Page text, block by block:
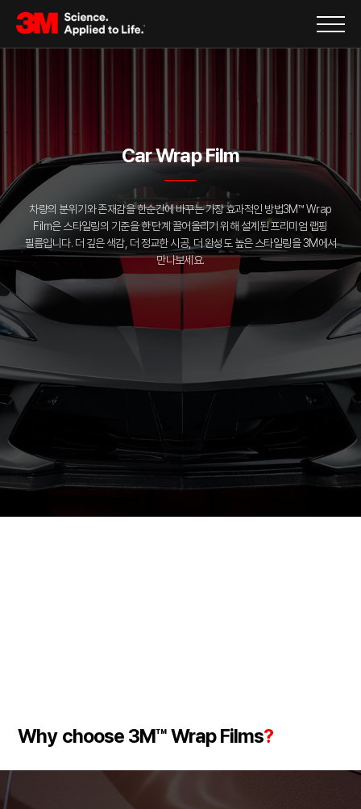
Car Wrap Film
차량의 분위기와 존재감을 한순간에 바꾸는 가장 효과적인 방법3M™ Wrap
Film은 스타일링의 기준을 한 단계 끌어올리기 위해 설계된 프리미엄 랩핑
필름입니다. 더 깊은 색감, 더 정교한 시공, 더 완성도 높은 스타일링을 3M에서
만나보세요.
Why choose 3M™ Wrap Films?